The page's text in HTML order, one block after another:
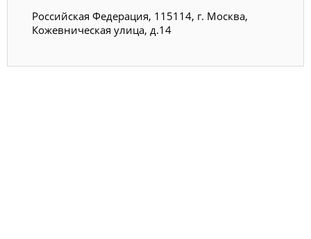
Российская Федерация, 115114, г. Москва,
Кожевническая улица, д.14